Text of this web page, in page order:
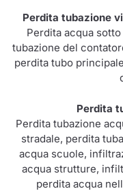
Perdita tubazione
Perdita acqua
tubazione del
perdita tubo
Perdita
Perdita tubazione
stradale, perdita
acqua scuole,
acqua strutture,
perdita acqua